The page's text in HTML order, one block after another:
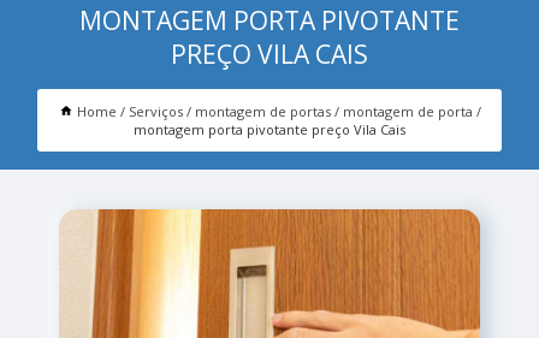
MONTAGEM PORTA PIVOTANTE
PREÇO VILA CAIS
Home Serviços montagem de portas
montagem de porta
montagem porta pivotante preço Vila Cais